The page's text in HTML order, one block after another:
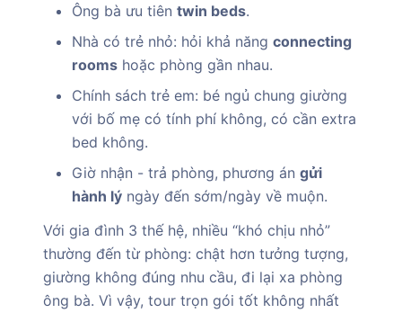
Ông bà ưu tiên twin beds.
Nhà có trẻ nhỏ: hỏi khả năng connecting
rooms hoặc phòng gần nhau.
Chính sách trẻ em: bé ngủ chung giường
với bố mẹ có tính phí không, có cần extra
bed không.
Giờ nhận - trả phòng, phương án gửi
hành lý ngày đến sớm/ngày về muộn.
Với gia đình 3 thế hệ, nhiều “khó chịu nhỏ”
thường đến từ phòng: chật hơn tưởng tượng,
giường không đúng nhu cầu, đi lại xa phòng
ông bà. Vì vậy, tour trọn gói tốt không nhất